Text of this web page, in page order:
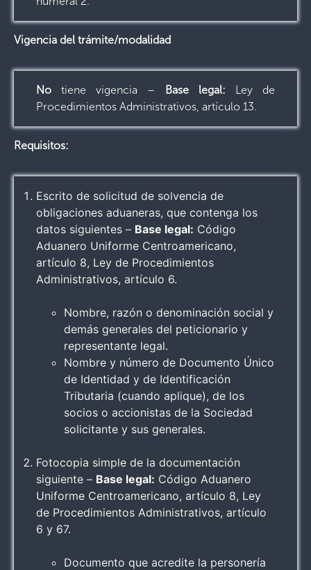
Vigencia del trámite/modalidad
Notiene vigencia – Base legal: Ley de
Procedimientos Administrativos, artículo 13.
Requisitos:
Escrito de solicitud de solvencia de
obligaciones aduaneras, que contenga los
datos siguientes – Base legal: Código
Aduanero Uniforme Centroamericano,
artículo 8, Ley de Procedimientos
Administrativos, artículo 6.
Nombre, razón o denominación social y
demás generales del peticionario y
representante legal.
Nombre y número de Documento Único
de Identidad y de Identificación
Tributaria (cuando aplique), de los
socios o accionistas de la Sociedad
solicitante y sus generales.
Fotocopia simple de la documentación
siguiente – Base legal: Código Aduanero
Uniforme Centroamericano, artículo 8, Ley
de Procedimientos Administrativos, artículo
6 y 67.
Documento que acredite la personería